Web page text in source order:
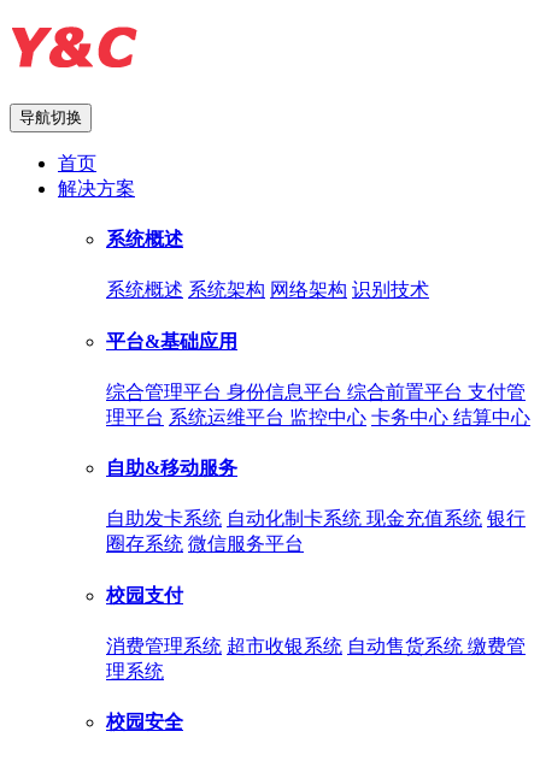
导航切换
首页
解决方案
系统概述
系统概述 系统架构 网络架构 识别技术
平台&基础应用
综合管理平台 身份信息平台 综合前置平台 支付管
理平台 系统运维平台 监控中心 卡务中心 结算中心
自助&移动服务
自助发卡系统 自动化制卡系统 现金充值系统 银行
圈存系统 微信服务平台
校园支付
消费管理系统 超市收银系统 自动售货系统 缴费管
理系统
校园安全